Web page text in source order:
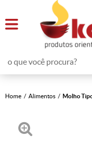
Home Alimentos Molho